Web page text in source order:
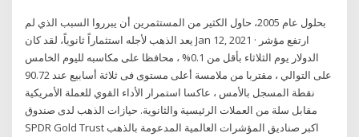
بحلول عام 2005، حاول الكثير من المستثمرين أن يبرروا السبب الذي لم
يعد الذهب لأجله استثماراً ثانوياً، لقد كان Jan 12, 2021 · ارتفع مؤشر
الدولار يوم الثلاثاء بأقل من 0.1% ، محافظا على مكاسبه لليوم الخامس
على التوالي ، مقتربا من ملامسة أعلى مستوى فى ثلاثة أسابيع عند 90.72
نقطة المسجل بالأمس ، عاكسا استمرار الأداء القوي للعملة الأمريكية
مقابل سلة من العملات الرئيسية والثانوية. حيازات الذهب لدى صندوق
SPDR Gold Trust اكبر صناديق المؤشرات العالمية المدعومة بالذهب